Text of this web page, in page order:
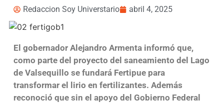
Redaccion Soy Universtario abril 4, 2025
El gobernador Alejandro Armenta informó que,
como parte del proyecto del saneamiento del Lago
de Valsequillo se fundará Fertipue para
transformar el lirio en fertilizantes. Además
reconoció que sin el apoyo del Gobierno Federal